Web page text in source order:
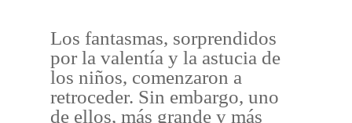
Los fantasmas, sorprendidos
por la valentía y la astucia de
los niños, comenzaron a
retroceder. Sin embargo, uno
de ellos, más grande y más